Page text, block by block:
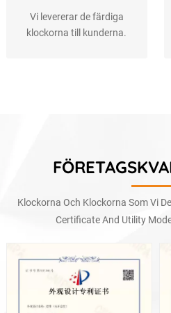
Vi levererar de färdiga
klockorna till kunderna.
Klockorna Och Klockorna Som Vi
Certificate And Utility